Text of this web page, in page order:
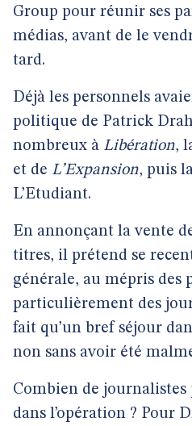
Group pour réunir ses
médias, avant de le
tard.
Déjà les personnels
politique de Patrick
nombreux à Libération,
et de L’Expansion, puis
L’Etudiant.
En annonçant la vente
titres, il prétend se
générale, au mépris des
particulièrement des
fait qu’un bref séjour
non sans avoir été
Combien de
dans l’opération ? Pour